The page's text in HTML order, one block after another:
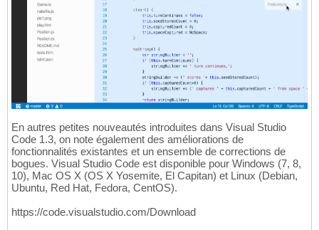
En autres petites nouveautés introduites dans Visual Studio
Code 1.3, on note également des améliorations de
fonctionnalités existantes et un ensemble de corrections de
bogues. Visual Studio Code est disponible pour Windows (7, 8,
10), Mac OS X (OS X Yosemite, El Capitan) et Linux (Debian,
Ubuntu, Red Hat, Fedora, CentOS).
https://code.visualstudio.com/Download